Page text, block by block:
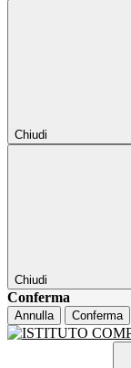
Chiudi
Chiudi
Conferma
Annulla Conferma